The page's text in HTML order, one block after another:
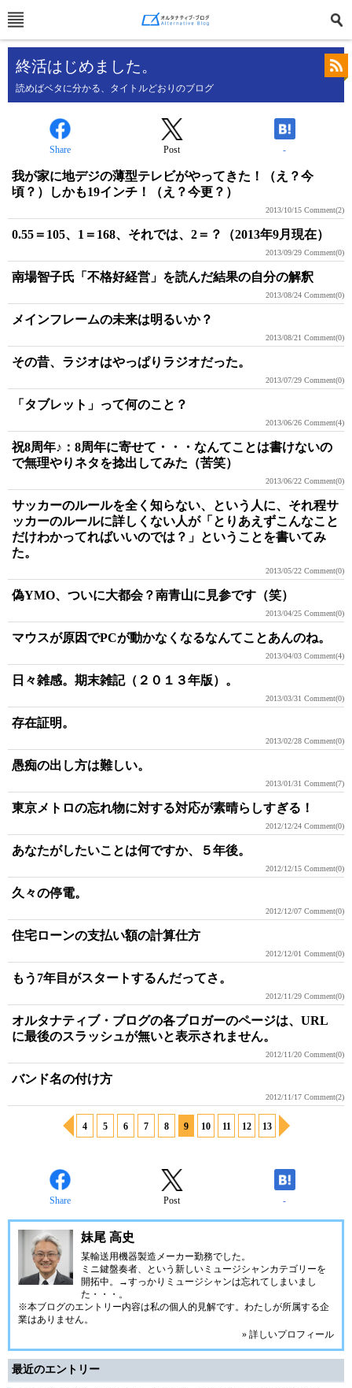
終活はじめました。
読めばベタに分かる、タイトルどおりのブログ
Share Post -
我が家に地デジの薄型テレビがやってきた！（え？今
頃？）しかも19インチ！（え？今更？）
2013/10/15 Comment(2)
0.55＝105、1＝168、それでは、2＝？（2013年9月現在）
2013/09/29 Comment(0)
南場智子氏「不格好経営」を読んだ結果の自分の解釈
2013/08/24 Comment(0)
メインフレームの未来は明るいか？
2013/08/21 Comment(0)
その昔、ラジオはやっぱりラジオだった。
2013/07/29 Comment(0)
「タブレット」って何のこと？
2013/06/26 Comment(4)
祝8周年♪：8周年に寄せて・・・なんてことは書けないの
で無理やりネタを捻出してみた（苦笑）
2013/06/22 Comment(0)
サッカーのルールを全く知らない、という人に、それ程サ
ッカーのルールに詳しくない人が「とりあえずこんなこと
だけわかってればいいのでは？」ということを書いてみ
た。
2013/05/22 Comment(0)
偽YMO、ついに大都会？南青山に見参です（笑）
2013/04/25 Comment(0)
マウスが原因でPCが動かなくなるなんてことあんのね。
2013/04/03 Comment(4)
日々雑感。期末雑記（２０１３年版）。
2013/03/31 Comment(0)
存在証明。
2013/02/28 Comment(0)
愚痴の出し方は難しい。
2013/01/31 Comment(7)
東京メトロの忘れ物に対する対応が素晴らしすぎる！
2012/12/24 Comment(0)
あなたがしたいことは何ですか、５年後。
2012/12/15 Comment(0)
久々の停電。
2012/12/07 Comment(0)
住宅ローンの支払い額の計算仕方
2012/12/01 Comment(0)
もう7年目がスタートするんだってさ。
2012/11/29 Comment(0)
オルタナティブ・ブログの各ブロガーのページは、URL
に最後のスラッシュが無いと表示されません。
2012/11/20 Comment(0)
バンド名の付け方
2012/11/17 Comment(2)
4 5 6 7 8 9 10 11 12 13
Share Post -
妹尾 高史
某輸送用機器製造メーカー勤務でした。
ミニ鍵盤奏者、という新しいミュージシャンカテゴリーを
開拓中。→すっかりミュージシャンは忘れてしまいまし
た・・・。
※本ブログのエントリー内容は私の個人的見解です。わたしが所属する企
業はありません。
» 詳しいプロフィール
最近のエントリー